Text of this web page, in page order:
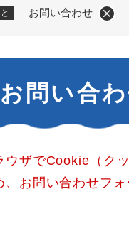
お問い合わせ
お問い合
ウザでCookie（ク
、お問い合わせフ